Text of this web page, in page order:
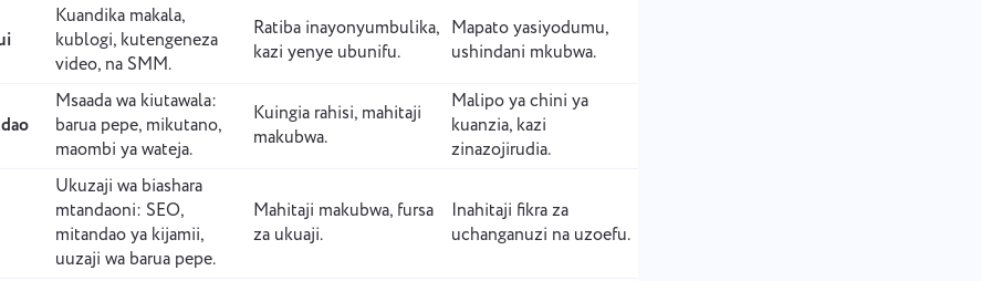
Kuandika makala,
kublogi, kutengeneza
video, na SMM.
Ratiba inayonyumbulika,
kazi yenye ubunifu.
Mapato yasiyodumu,
ushindani mkubwa.
Msaada wa kiutawala:
barua pepe, mikutano,
maombi ya wateja.
Kuingia rahisi, mahitaji
makubwa.
Malipo ya chini ya
kuanzia, kazi
zinazojirudia.
Ukuzaji wa biashara
mtandaoni: SEO,
mitandao ya kijamii,
uuzaji wa barua pepe.
Mahitaji makubwa, fursa
za ukuaji.
Inahitaji fikra za
uchanganuzi na uzoefu.
wako
Tuma
Kwa kubofya kitufe cha "Tuma", unakubali uchakataji
wa data yako ya kibinafsi kwa mujibu wa
Vinjari failiau buruta na kushuka
We will contact you soon
kuwa bora kila siku!
ya usindikaji wa